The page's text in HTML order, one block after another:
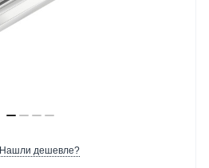
Нашли дешевле?